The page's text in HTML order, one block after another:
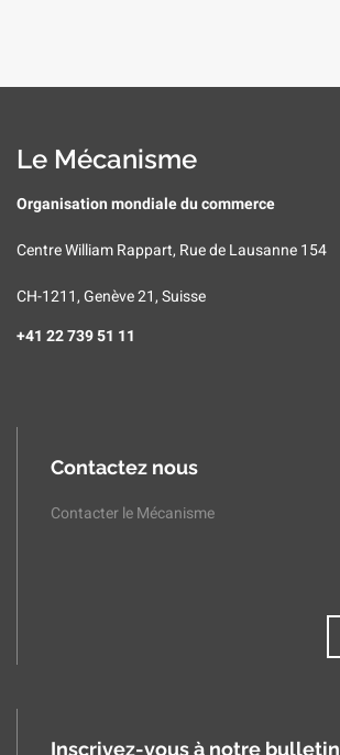
Le Mécanisme
Organisation mondiale du commerce
Centre William Rappart, Rue de Lausanne 154
CH-1211, Genève 21, Suisse
+41 22 739 51 11
Contactez nous
Contacter le Mécanisme
Inscrivez-vous à notre bulletin